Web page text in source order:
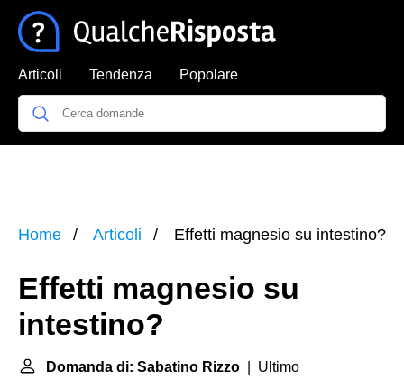
Articoli Tendenza Popolare
Home Articoli Effetti magnesio su intestino?
Effetti magnesio su
intestino?
Domanda di: Sabatino Rizzo | Ultimo